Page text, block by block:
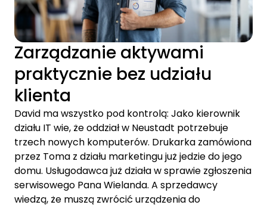
Zarządzanie aktywami
praktycznie bez udziału
klienta
David ma wszystko pod kontrolą: Jako kierownik
działu IT wie, że oddział w Neustadt potrzebuje
trzech nowych komputerów. Drukarka zamówiona
przez Toma z działu marketingu już jedzie do jego
domu. Usługodawca już działa w sprawie zgłoszenia
serwisowego Pana Wielanda. A sprzedawcy
wiedzą, że muszą zwrócić urządzenia do